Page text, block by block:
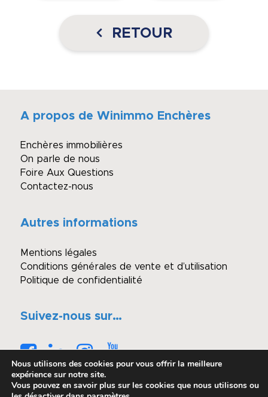
RETOUR
A propos de Winimmo Enchères
Enchères immobilières
On parle de nous
Foire Aux Questions
Contactez-nous
Autres informations
Mentions légales
Conditions générales de vente et d’utilisation
Politique de confidentialité
Suivez-nous sur…
Nous utilisons des cookies pour vous offrir la meilleure
expérience sur notre site.
Vous pouvez en savoir plus sur les cookies que nous utilisons ou